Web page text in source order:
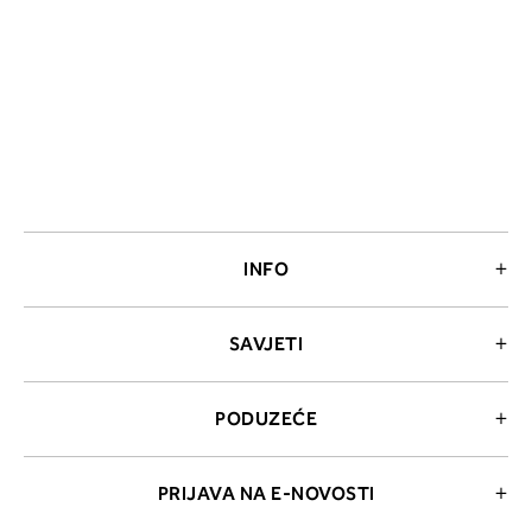
INFO
SAVJETI
PODUZEĆE
PRIJAVA NA E-NOVOSTI